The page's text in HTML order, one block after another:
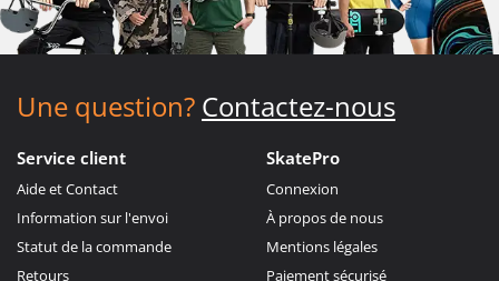
Une question? Contactez-nous
Service client
Aide et Contact
Information sur l'envoi
Statut de la commande
Retours
SkatePro
Connexion
À propos de nous
Mentions légales
Paiement sécurisé